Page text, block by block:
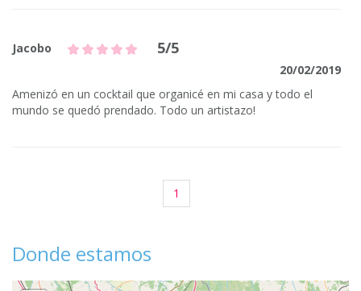
Jacobo 5/5
20/02/2019
Amenizó en un cocktail que organicé en mi casa y todo el
mundo se quedó prendado. Todo un artistazo!
1
Donde estamos